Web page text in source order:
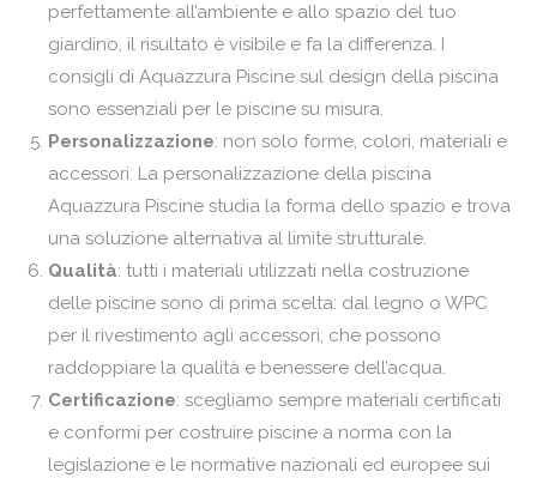
perfettamente all’ambiente e allo spazio del tuo
giardino, il risultato è visibile e fa la differenza. I
consigli di Aquazzura Piscine sul design della piscina
sono essenziali per le piscine su misura.
Personalizzazione: non solo forme, colori, materiali e
accessori. La personalizzazione della piscina
Aquazzura Piscine studia la forma dello spazio e trova
una soluzione alternativa al limite strutturale.
Qualità: tutti i materiali utilizzati nella costruzione
delle piscine sono di prima scelta: dal legno o WPC
per il rivestimento agli accessori, che possono
raddoppiare la qualità e benessere dell’acqua.
Certificazione: scegliamo sempre materiali certificati
e conformi per costruire piscine a norma con la
legislazione e le normative nazionali ed europee sui